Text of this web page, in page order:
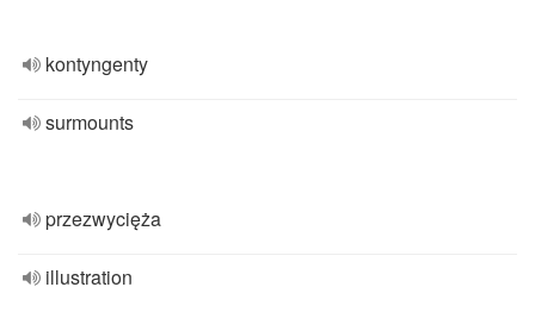
kontyngenty
surmounts
przezwycięża
illustration